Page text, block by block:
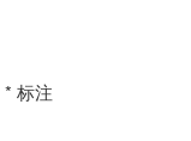
* 标注